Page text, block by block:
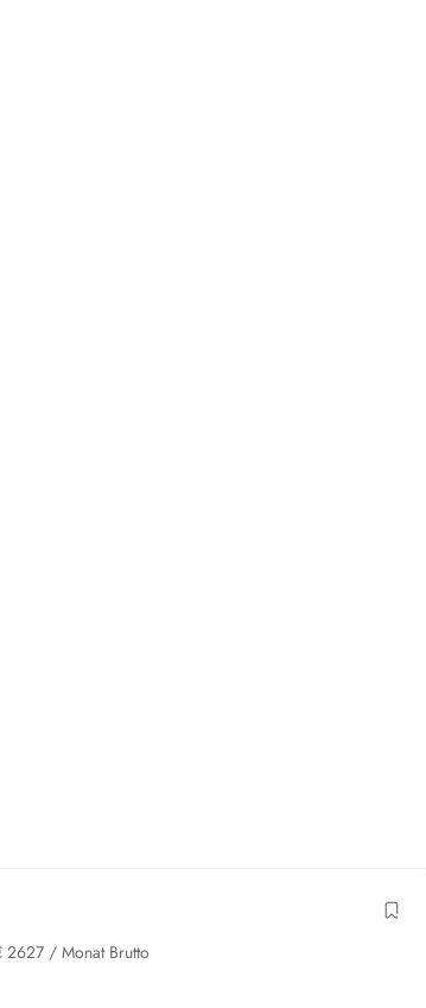
2627 / Monat Brutto